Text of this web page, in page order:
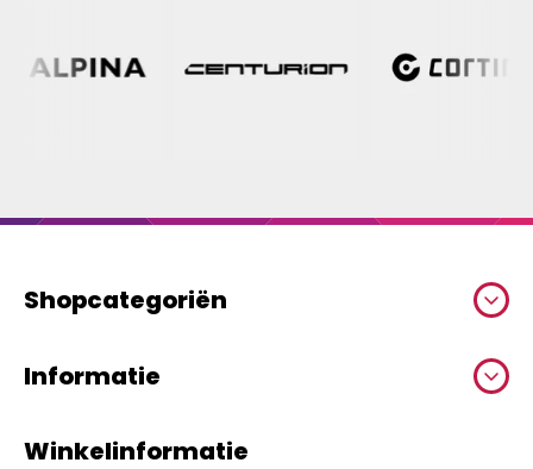
Shopcategoriën
Informatie
Winkelinformatie